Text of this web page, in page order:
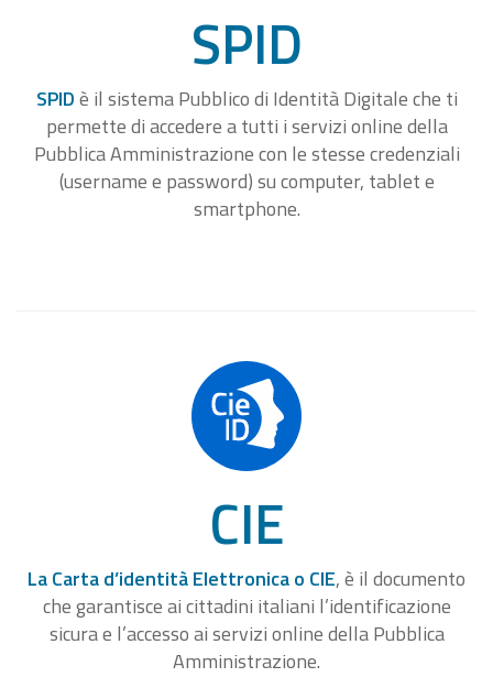
SPID
SPIDè il sistema Pubblico di Identità Digitale che ti
permette di accedere a tutti i servizi online della
Pubblica Amministrazione con le stesse credenziali
(username e password) su computer, tablet e
smartphone.
CIE
La Carta d’identità Elettronica o CIE, è il documento
che garantisce ai cittadini italiani l’identificazione
sicura e l’accesso ai servizi online della Pubblica
Amministrazione.